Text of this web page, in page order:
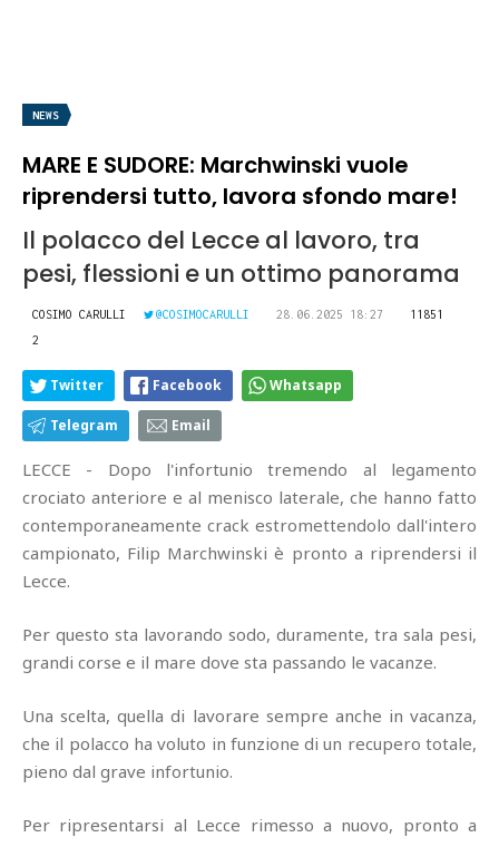
NEWS
MARE E SUDORE: Marchwinski vuole
riprendersi tutto, lavora sfondo mare!
Il polacco del Lecce al lavoro, tra
pesi, flessioni e un ottimo panorama
COSIMO CARULLI @COSIMOCARULLI 28.06.2025 18:27
11851
2
Twitter Facebook Whatsapp
Telegram Email
LECCE - Dopo l'infortunio tremendo al legamento
crociato anteriore e al menisco laterale, che hanno fatto
contemporaneamente crack estromettendolo dall'intero
campionato, Filip Marchwinski è pronto a riprendersi il
Lecce.
Per questo sta lavorando sodo, duramente, tra sala pesi,
grandi corse e il mare dove sta passando le vacanze.
Una scelta, quella di lavorare sempre anche in vacanza,
che il polacco ha voluto in funzione di un recupero totale,
pieno dal grave infortunio.
Per ripresentarsi al Lecce rimesso a nuovo, pronto a